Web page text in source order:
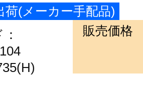
荷(メーカー手配品)
販売価格